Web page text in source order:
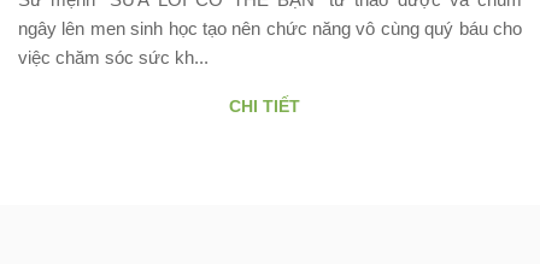
ngây lên men sinh học tạo nên chức năng vô cùng quý báu cho
việc chăm sóc sức kh...
CHI TIẾT